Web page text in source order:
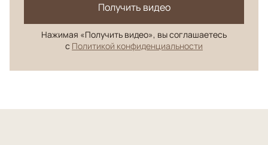
Получить видео
Нажимая «Получить видео», вы соглашаетесь
с Политикой конфиденциальности